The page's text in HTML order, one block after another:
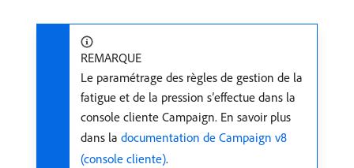
REMARQUE
Le paramétrage des règles de gestion de la
fatigue et de la pression s’effectue dans la
console cliente Campaign. En savoir plus
dans la documentation de Campaign v8
(console cliente).